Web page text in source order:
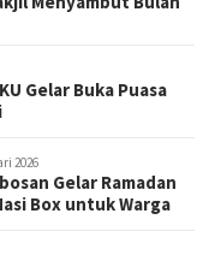
Gelar Buka Puasa
2026
Gelar Ramadan
Box untuk Warga